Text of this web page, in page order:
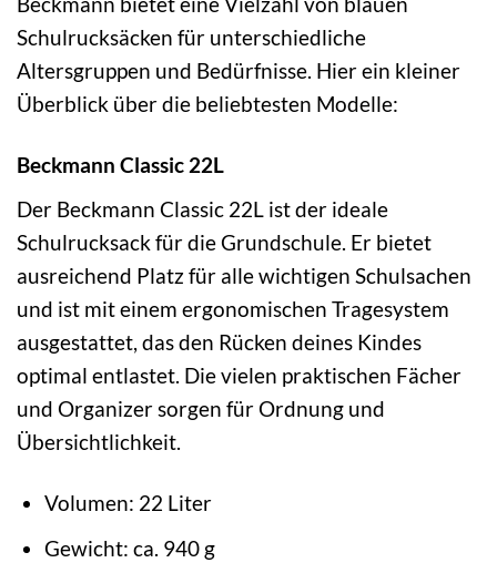
Schulrucksäcken für unterschiedliche
Altersgruppen und Bedürfnisse. Hier ein kleiner
Überblick über die beliebtesten Modelle:
Beckmann Classic 22L
Der Beckmann Classic 22L ist der ideale
Schulrucksack für die Grundschule. Er bietet
ausreichend Platz für alle wichtigen Schulsachen
und ist mit einem ergonomischen Tragesystem
ausgestattet, das den Rücken deines Kindes
optimal entlastet. Die vielen praktischen Fächer
und Organizer sorgen für Ordnung und
Übersichtlichkeit.
Volumen: 22 Liter
Gewicht: ca. 940 g